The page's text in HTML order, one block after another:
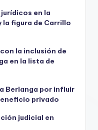
en la
figura de Carrillo
la inclusión de
en la lista de
Berlanga por influir
privado
judicial en